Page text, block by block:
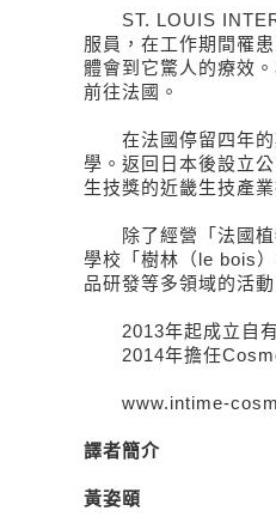
ST. LOUIS
服員，在工作期間罹
體會到它驚人的療效
前往法國。
在法國停留四年的
學。返回日本後設立
生技獎的近畿生技產
除了經營「法國植
學校「樹林（le bois
品研發等多領域的活動
2013年起成立自有
2014年擔任Cosme
www.intime-
譯者簡介
黃姿頤